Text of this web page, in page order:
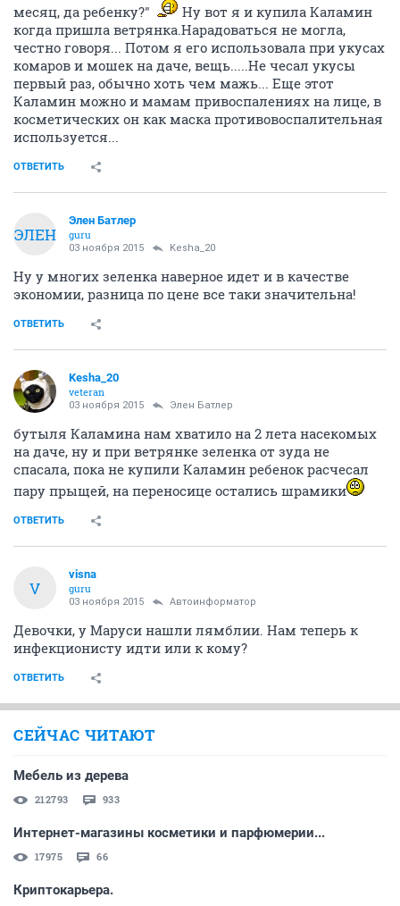
месяц, да ребенку?"
Ну вот я и купила Каламин
когда пришла ветрянка.Нарадоваться не могла,
честно говоря... Потом я его использовала при укусах
комаров и мошек на даче, вещь.....Не чесал укусы
первый раз, обычно хоть чем мажь... Еще этот
Каламин можно и мамам привоспалениях на лице, в
косметических он как маска противовоспалительная
используется...
ОТВЕТИТЬ
ЭЛЕН
Элен Батлер
guru
03 ноября 2015 Kesha_20
Ну у многих зеленка наверное идет и в качестве
экономии, разница по цене все таки значительна!
ОТВЕТИТЬ
Kesha_20
veteran
03 ноября 2015 Элен Батлер
бутыля Каламина нам хватило на 2 лета насекомых
на даче, ну и при ветрянке зеленка от зуда не
спасала, пока не купили Каламин ребенок расчесал
пару прыщей, на переносице остались шрамики
ОТВЕТИТЬ
V
visna
guru
03 ноября 2015 Автоинформатор
Девочки, у Маруси нашли лямблии. Нам теперь к
инфекционисту идти или к кому?
ОТВЕТИТЬ
СЕЙЧАС ЧИТАЮТ
Мебель из дерева
212793 933
Интернет-магазины косметики и парфюмерии...
17975 66
Криптокарьера.